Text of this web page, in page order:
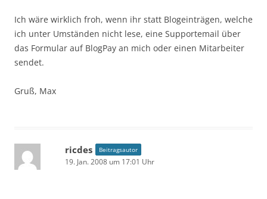
Ich wäre wirklich froh, wenn ihr statt Blogeinträgen, welche
ich unter Umständen nicht lese, eine Supportemail über
das Formular auf BlogPay an mich oder einen Mitarbeiter
sendet.
Gruß, Max
ricdes Beitragsautor
19. Jan. 2008 um 17:01 Uhr